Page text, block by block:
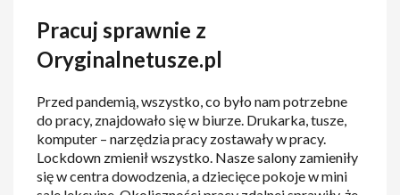
Pracuj sprawnie z
Oryginalnetusze.pl
Przed pandemią, wszystko, co było nam potrzebne
do pracy, znajdowało się w biurze. Drukarka, tusze,
komputer – narzędzia pracy zostawały w pracy.
Lockdown zmienił wszystko. Nasze salony zamieniły
się w centra dowodzenia, a dziecięce pokoje w mini